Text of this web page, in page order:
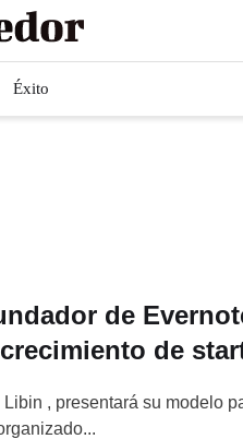
Éxito
de
de
, presentará su modelo